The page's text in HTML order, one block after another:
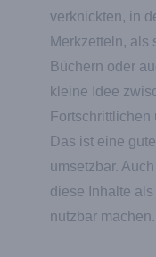
verknickten, in
Merkzetteln, als
Büchern oder
kleine Idee
Fortschrittlichen
Das ist eine
umsetzbar.
diese Inhalte
nutzbar machen.